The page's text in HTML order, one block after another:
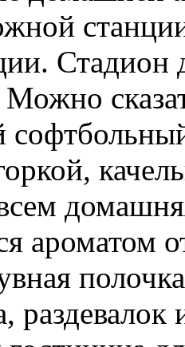
Стадион
Можно
ароматом